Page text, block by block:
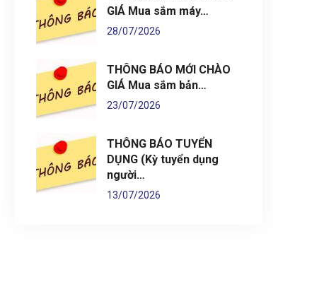
GIÁ Mua sắm máy…
28/07/2026
THÔNG BÁO MỚI CHÀO
GIÁ Mua sắm bản…
23/07/2026
THÔNG BÁO TUYỂN
DỤNG (Kỳ tuyển dụng
người…
13/07/2026